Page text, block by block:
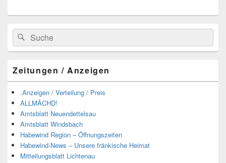
Suchen
nach:
Suchen
Zeitungen / Anzeigen
.Anzeigen / Verteilung / Preis
ALLMÄCHD!
Amtsblatt Neuendettelsau
Amtsblatt Windsbach
Habewind Region – Öffnungszeiten
Habewind-News – Unsere fränkische Heimat
Mitteilungsblatt Lichtenau